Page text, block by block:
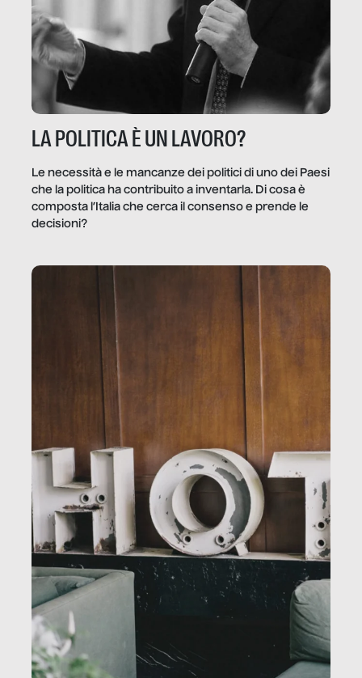
LA POLITICA È UN LAVORO?
Le necessità e le mancanze dei politici di uno dei Paesi
che la politica ha contribuito a inventarla. Di cosa è
composta l’Italia che cerca il consenso e prende le
decisioni?